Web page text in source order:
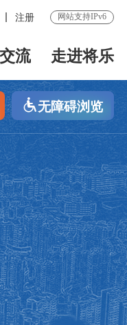
注册 网站支持IPv6
流 走进将乐
无障碍浏览